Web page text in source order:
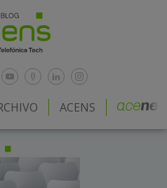
ACENS